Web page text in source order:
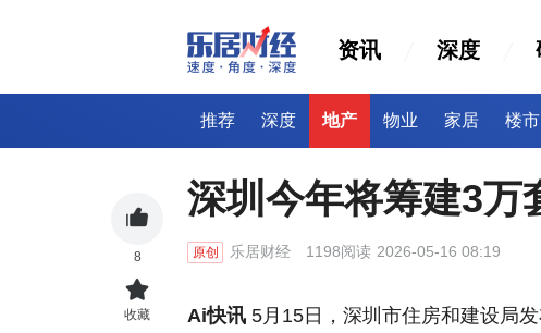
资讯 深度
推荐 深度 地产 物业 家居 楼市
深圳今年将筹建3万
原创 乐居财经 1198阅读 2026-05-16 08:19
Ai快讯 5月15日，深圳市住房和建设局
8
收藏